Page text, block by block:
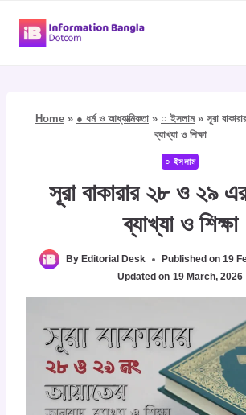
Home » ● ধর্ম ও আধ্যাত্মিকতা » ○ ইসলাম» সূরা
ব্যাখ্যা ও শিক্ষা
○ ইসলাম
সূরা বাকারার ২৮ ও ২৯
ব্যাখ্যা ও শিক্ষা
By Editorial Desk Published on 19
Updated on 19 March, 2026